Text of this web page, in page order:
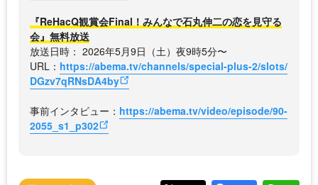
『ReHacQ観賞会Final！みんなで石丸伸二の恋を見守る
会』無料放送
放送日時： 2026年5月9日（土）夜9時5分〜
URL： https://abema.tv/channels/special-plus-2/slots/
DGzv7qRNsDA4by
事前インタビュー： https://abema.tv/video/episode/90-
2055_s1_p302